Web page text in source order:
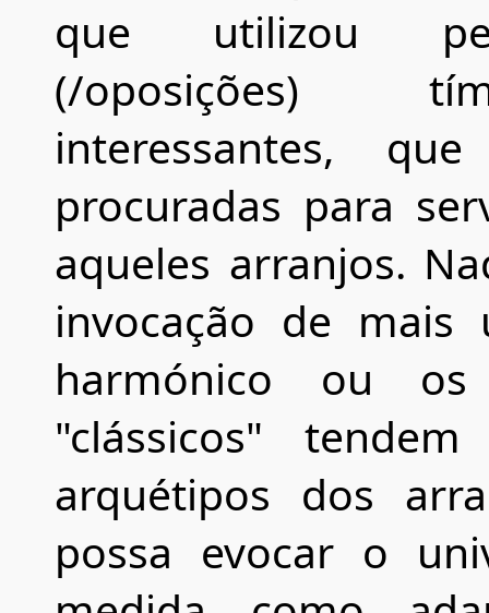
que utilizou
(/oposições)
interessantes,
procuradas para
aqueles arranjos.
invocação de
harmónico ou os
"clássicos"
arquétipos dos
possa evocar o